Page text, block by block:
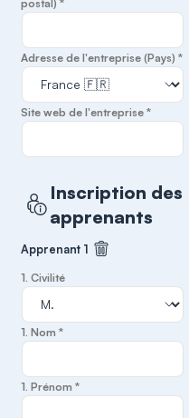
postal) *
Adresse de l'entreprise (Pays) *
Site web de l'entreprise *
Inscription des
apprenants
Apprenant 1 Supprimer
1. Civilité
1. Nom *
1. Prénom *